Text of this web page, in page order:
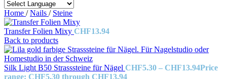
Home / Nails / Steine
Transfer Folien Mixy CHF13.94
Back to products
Silk Light B50 Strasssteine für Nägel CHF5.30 – CHF13.94Price
range: CHF5.30 through CHF13.94